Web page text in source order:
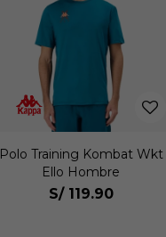
Polo Training Kombat Wkt
Ello Hombre
S/ 119.90